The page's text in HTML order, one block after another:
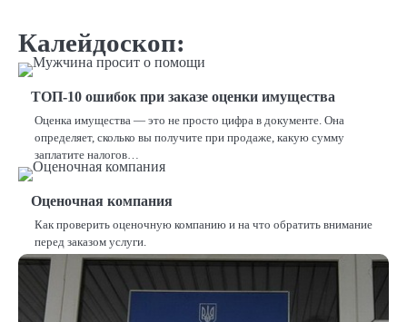
Калейдоскоп:
ТОП-10 ошибок при заказе оценки имущества
Оценка имущества — это не просто цифра в документе. Она
определяет, сколько вы получите при продаже, какую сумму
заплатите налогов…
Оценочная компания
Как проверить оценочную компанию и на что обратить внимание
перед заказом услуги.